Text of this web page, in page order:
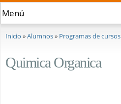
Inicio »Alumnos» Programas de cursos
Quimica Organica